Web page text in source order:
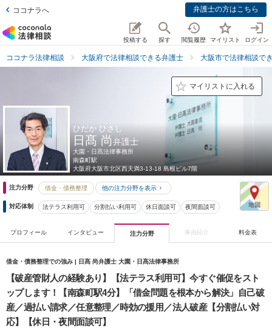
ココナラへ 弁護士の方はこちら
投稿する 探す 閲覧履歴 マイリスト ログイン
ココナラ法律相談 大阪府で法律相談できる弁護士 大阪市で法律相談で
マイリストに入れる
ひだか ひさし
日髙 尚弁護士
大園・日髙法律事務所
南森町駅
大阪府大阪市北区西天満3-13-18 島根ビル7階
注力分野 借金・債務整理 他の注力分野を表示
対応体制 法テラス利用可 分割払い利用可 休日面談可 夜間面談可
プロフィール インタビュー 注力分野 事例紹介 料金表
借金・債務整理での強み | 日髙 尚弁護士 大園・日髙法律事務所
【破産管財人の経験あり】【法テラス利用可】今すぐ催促をスト
ップします！【南森町駅4分】「借金問題を根本から解決」自己破
産／過払い請求／任意整理／時効の援用／法人破産【分割払い対
応】【休日・夜間面談可】